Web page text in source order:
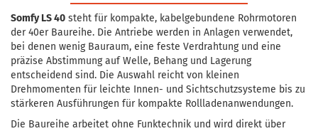
Somfy LS 40 steht für kompakte, kabelgebundene Rohrmotoren
der 40er Baureihe. Die Antriebe werden in Anlagen verwendet,
bei denen wenig Bauraum, eine feste Verdrahtung und eine
präzise Abstimmung auf Welle, Behang und Lagerung
entscheidend sind. Die Auswahl reicht von kleinen
Drehmomenten für leichte Innen- und Sichtschutzsysteme bis zu
stärkeren Ausführungen für kompakte Rollladenanwendungen.
Die Baureihe arbeitet ohne Funktechnik und wird direkt über